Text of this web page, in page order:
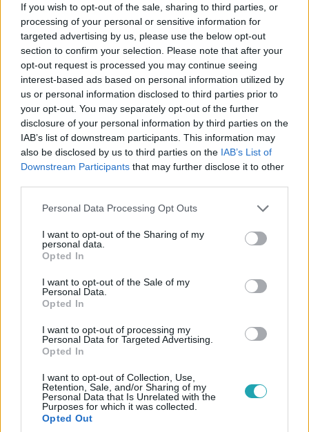
If you wish to opt-out of the sale, sharing to third parties, or
processing of your personal or sensitive information for
targeted advertising by us, please use the below opt-out
section to confirm your selection. Please note that after your
opt-out request is processed you may continue seeing
interest-based ads based on personal information utilized by
us or personal information disclosed to third parties prior to
your opt-out. You may separately opt-out of the further
disclosure of your personal information by third parties on the
IAB’s list of downstream participants. This information may
also be disclosed by us to third parties on the IAB’s List of
Downstream Participants that may further disclose it to other
Please note that this website/app uses one or more Google
not limited to your visit or usage behaviour. You may click to
grant or deny consent to Google and its third-party tags to
use your data for below specified purposes in below Google
consent section.
Personal Data Processing Opt Outs
I want to opt-out of the Sharing of my
personal data.
Opted In
I want to opt-out of the Sale of my
Personal Data.
Opted In
I want to opt-out of processing my
Personal Data for Targeted Advertising.
Opted In
I want to opt-out of Collection, Use,
Retention, Sale, and/or Sharing of my
Personal Data that Is Unrelated with the
Purposes for which it was collected.
Opted Out
„Dávid az Ingatlanvadászok Grincse”
Az Ingatlanvadászokban Takács Dávid egy pincére
emlékeztető otthont mutatott be, ami sokkolta a vevőket.
Riválisai szerint ő lett a műsor Grincse.
Ingatlanvadászok
2026. március 4. 19:50
2. évad 16. rész